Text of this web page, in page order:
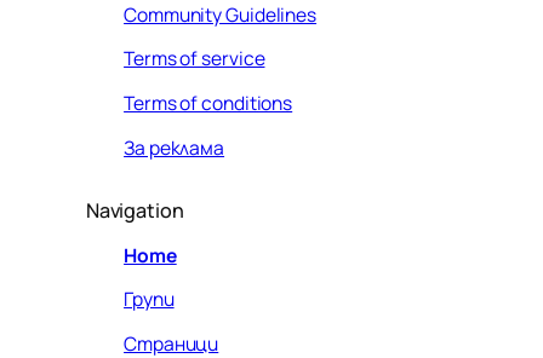
Community Guidelines
Terms of service
Terms of conditions
За реклама
Navigation
Home
Групи
Страници